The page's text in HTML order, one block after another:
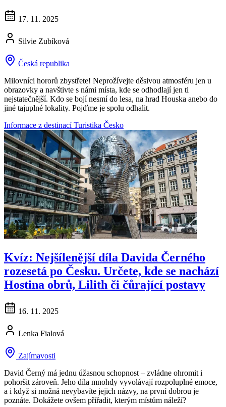
17. 11. 2025
Silvie Zubíková
Česká republika
Milovníci hororů zbystřete! Neprožívejte děsivou atmosféru jen u
obrazovky a navštivte s námi místa, kde se odhodlají jen ti
nejstatečnější. Kdo se bojí nesmí do lesa, na hrad Houska anebo do
jiné tajuplné lokality. Pojďme je spolu odhalit.
Informace z destinací Turistika Česko
Kvíz: Nejšílenější díla Davida Černého
rozesetá po Česku. Určete, kde se nachází
Hostina obrů, Lilith či čůrající postavy
16. 11. 2025
Lenka Fialová
Zajímavosti
David Černý má jednu úžasnou schopnost – zvládne ohromit i
pohoršit zároveň. Jeho díla mnohdy vyvolávají rozpoluplné emoce,
a i když si možná nevybavíte jejich názvy, na první dobrou je
poznáte. Dokážete ovšem přiřadit, kterým místům náleží?